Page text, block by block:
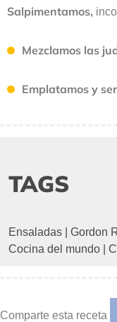
Salpimentamos,
Mezclamos las
Emplatamos y
TAGS
Ensaladas Gordon
Cocina del mundo
Comparte esta receta